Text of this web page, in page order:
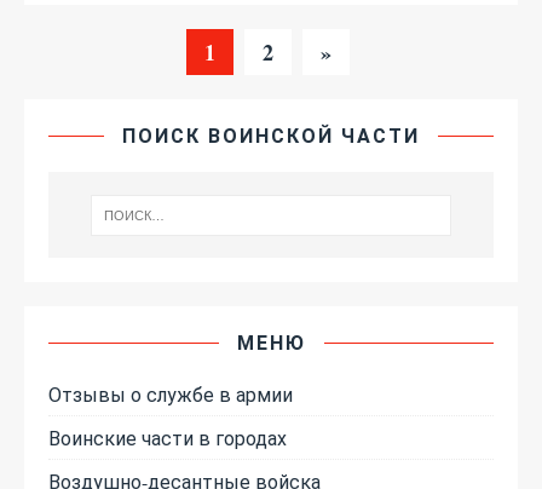
1 2 »
ПОИСК ВОИНСКОЙ ЧАСТИ
МЕНЮ
Отзывы о службе в армии
Воинские части в городах
Воздушно-десантные войска